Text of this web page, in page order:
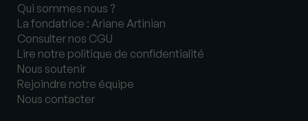
Qui sommes nous ?
La fondatrice : Ariane Artinian
Consulter nos CGU
Lire notre politique de confidentialité
Nous soutenir
Rejoindre notre équipe
Nous contacter